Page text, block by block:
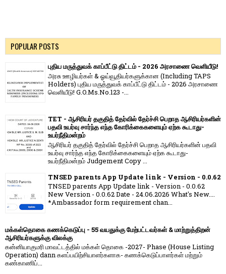
POPULAR POSTS
புதிய மருத்துவக் காப்பீட்டு திட்டம் - 2026 அரசாணை வெளியீடு!
அரசு ஊழியர்கள் & ஓய்வூதியர்களுக்கான (Including TAPS
Holders) புதிய மருத்துவக் காப்பீட்டு திட்டம் - 2026 அரசாணை
வெளியீடு! G.O.Ms.No.123 -...
TET - ஆசிரியர் தகுதித் தேர்வில் தேர்ச்சி பெறாத ஆசிரியர்களின்
பதவி உயர்வு சார்ந்த எந்த கோரிக்கைகளையும் ஏற்க கூடாது-
உயர்நீதிமன்றம்
ஆசிரியர் தகுதித் தேர்வில் தேர்ச்சி பெறாத ஆசிரியர்களின் பதவி
உயர்வு சார்ந்த எந்த கோரிக்கைகளையும் ஏற்க கூடாது-
உயர்நீதிமன்றம் Judgement Copy ...
TNSED parents App Update link - Version - 0.0.62
TNSED parents App Update link - Version - 0.0.62
New Version - 0.0.62 Date - 24.06.2026 What's New....
*Ambassador form requirement chan...
மக்கள்தொகை கணக்கெடுப்பு - 55 வயதுக்கு மேற்பட்டவர்கள் & மாற்றுத்திறன்
ஆசிரியர்களுக்கு விலக்கு
கன்னியாகுமரி மாவட்டத்தில் மக்கள் தொகை -2027- Phase (House Listing
Operation) dann களப்பயிற்சியாளர்களாக- கணக்கெடுப்பாளர்கள் மற்றும்
கண்காணிப்...